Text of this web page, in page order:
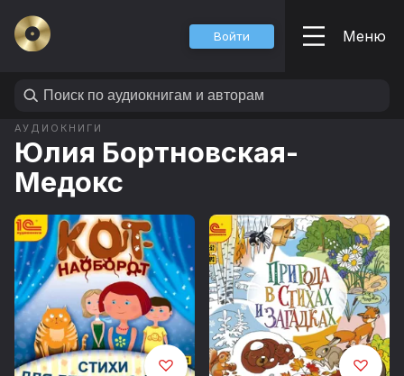
Войти Меню
АУДИОКНИГИ
Юлия Бортновская-
Медокс